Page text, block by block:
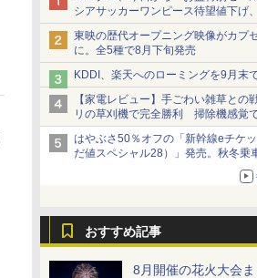
シアサッカーワンピース待望値下げ
ショーツは1990円に
東映の歴代オープニング映像がカプ
に。全5種で8月下旬発売
KDDI、楽天へのローミングを9月末
【家電レビュー】手ごわい雑草との
リの草刈機で完全勝利 掃除機感覚
はやぶさ50％オフの「新幹線eチケ
だ値スペシャル28）」発売。秋冬乗
おすすめ記事
8月開催の花火大会ま